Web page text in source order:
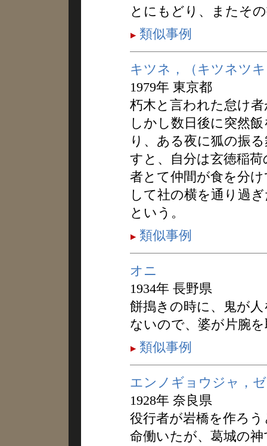
とにもどり、またそ
類似事例
キツネ，（キツネツ
1979年 東京都
朽木と言われた怠け
しかし数日後に突然
り、ある夜に狐の振
すと、自分は玄徳稲
者とて仲間が食を分
して社の横を通り過
という。
類似事例
オニ
1934年 長野県
餅搗きの時に、鬼が
ないので、婆が片腕
類似事例
エンノギョウジャ，
1928年 奈良県
役行者が岩橋を作ろ
命働いたが、葛城の